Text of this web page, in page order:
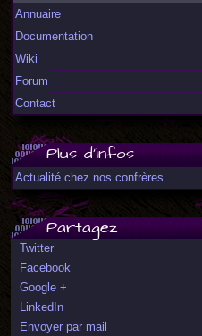
Annuaire
Documentation
Wiki
Forum
Contact
Plus d'infos
Actualité chez nos confrères
Partagez
Twitter
Facebook
Google +
LinkedIn
Envoyer par mail